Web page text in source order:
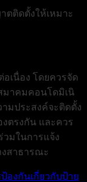
ตติดตั้งให้เหมาะ
อเนื่อง โดยควรจัด
าคมคอนโดมิเนิ
มประสงค์จะติดตั้ง
ตรงกัน และควร
มในการแจ้ง
สาธารณะ
องกันเกี่ยวกับป้าย